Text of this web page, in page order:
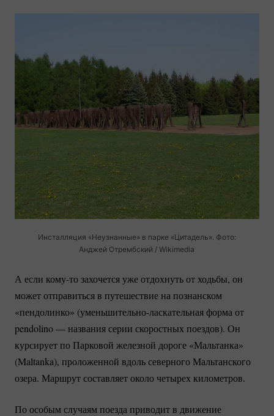
Инсталляция «Неузнанные» в парке «Цитадель». Фото:
Анджей Отрембский / Wikimedia
А если кому-то захочется уже отдохнуть от ходьбы, он
может отправиться в путешествие на познанском
«пендолинко» (уменьшительно-ласкательнаяформа от
pendolino — названия серии скоростных поездов). Он
курсирует по Парковой железной дороге «Мальтанка»
(Maltanka), проложенной вдоль северного Мальтанского
озера. Маршрут составляет около четырех километров.
По особым случаям поезда приводит в движение